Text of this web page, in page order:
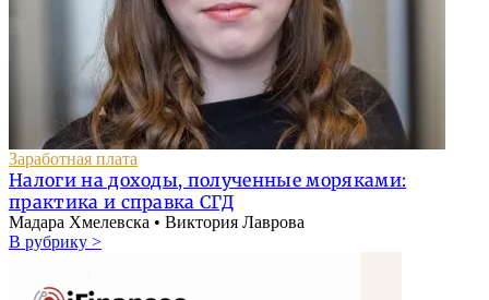
Заработная плата
Налоги на доходы, полученные моряками:
практика и справка СГД
Мадара Хмелевска • Виктория Лаврова
В рубрику >